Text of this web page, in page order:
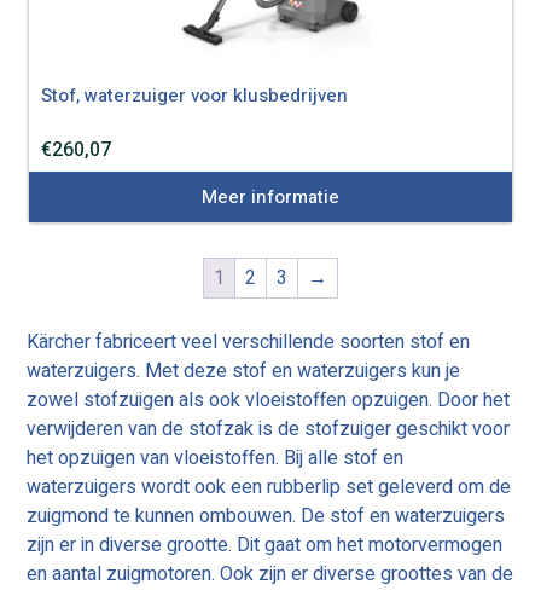
Stof, waterzuiger voor klusbedrijven
€260,07
Meer informatie
1 2 3 →
Kärcher fabriceert veel verschillende soorten stof en
waterzuigers. Met deze stof en waterzuigers kun je
zowel stofzuigen als ook vloeistoffen opzuigen. Door het
verwijderen van de stofzak is de stofzuiger geschikt voor
het opzuigen van vloeistoffen. Bij alle stof en
waterzuigers wordt ook een rubberlip set geleverd om de
zuigmond te kunnen ombouwen. De stof en waterzuigers
zijn er in diverse grootte. Dit gaat om het motorvermogen
en aantal zuigmotoren. Ook zijn er diverse groottes van de